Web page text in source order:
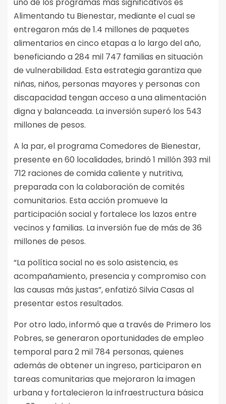
Alimentando tu Bienestar, mediante el cual se
entregaron más de 1.4 millones de paquetes
alimentarios en cinco etapas a lo largo del año,
beneficiando a 284 mil 747 familias en situación
de vulnerabilidad. Esta estrategia garantiza que
niñas, niños, personas mayores y personas con
discapacidad tengan acceso a una alimentación
digna y balanceada. La inversión superó los 543
millones de pesos.
A la par, el programa Comedores de Bienestar,
presente en 60 localidades, brindó 1 millón 393 mil
712 raciones de comida caliente y nutritiva,
preparada con la colaboración de comités
comunitarios. Esta acción promueve la
participación social y fortalece los lazos entre
vecinos y familias. La inversión fue de más de 36
millones de pesos.
“La política social no es solo asistencia, es
acompañamiento, presencia y compromiso con
las causas más justas”, enfatizó Silvia Casas al
presentar estos resultados.
Por otro lado, informó que a través de Primero los
Pobres, se generaron oportunidades de empleo
temporal para 2 mil 784 personas, quienes
además de obtener un ingreso, participaron en
tareas comunitarias que mejoraron la imagen
urbana y fortalecieron la infraestructura básica